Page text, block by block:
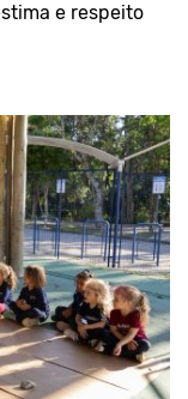
e respeito